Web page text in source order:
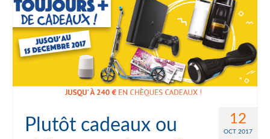
12
OCT 2017
Plutôt cadeaux ou